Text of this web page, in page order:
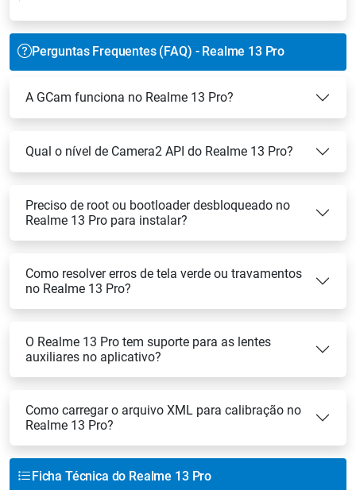
Perguntas Frequentes (FAQ) - Realme 13 Pro
A GCam funciona no Realme 13 Pro?
Qual o nível de Camera2 API do Realme 13 Pro?
Preciso de root ou bootloader desbloqueado no
Realme 13 Pro para instalar?
Como resolver erros de tela verde ou travamentos
no Realme 13 Pro?
O Realme 13 Pro tem suporte para as lentes
auxiliares no aplicativo?
Como carregar o arquivo XML para calibração no
Realme 13 Pro?
Ficha Técnica do Realme 13 Pro